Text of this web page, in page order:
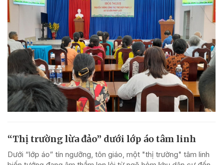
“Thị trường lừa đảo” dưới lớp áo tâm linh
Dưới “lớp áo” tín ngưỡng, tôn giáo, một "thị trường" tâm linh